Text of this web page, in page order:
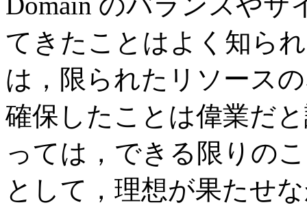
てきたことはよく知ら
は，限られたリソース
確保したことは偉業だ
っては，できる限りの
として，理想が果たせ